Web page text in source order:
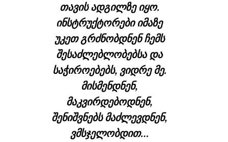
თავის ადგილზე იყო.
ინსტრუქტორები იმაზე
უკეთ გრძნობდნენ ჩემს
შესაძლებლობებსა და
საჭიროებებს, ვიდრე მე.
მისმენდნენ,
მაკვირდებოდნენ,
შენიშვნებს მაძლევდნენ,
ვმსჯელობდით…